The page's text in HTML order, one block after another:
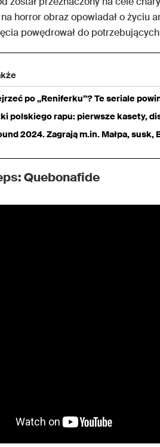
horror obraz opowiadał o życiu
powędrował do
po „Reniferku”? Te seriale
polskiego rapu: pierwsze kasety,
2024. Zagrają m.in. Małpa, susk,
Quebonafide